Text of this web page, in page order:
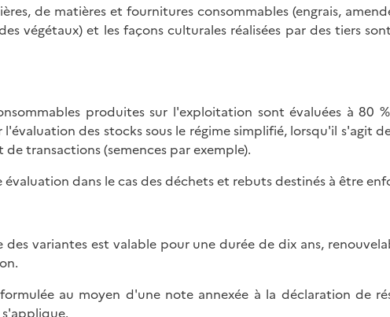
de matières et fournitures consommables (engrais,
végétaux) et les façons culturales réalisées par des tiers
produites sur l'exploitation sont évaluées à 80
l'évaluation des stocks sous le régime simplifié, lorsqu'il s'agit
transactions (semences par exemple).
dans le cas des déchets et rebuts destinés à être
variantes est valable pour une durée de dix ans,
au moyen d'une note annexée à la déclaration de